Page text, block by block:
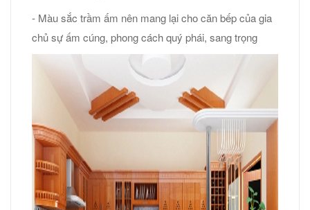
- Màu sắc trầm ấm nên mang lại cho căn bếp của gia
chủ sự ấm cúng, phong cách quý phái, sang trọng